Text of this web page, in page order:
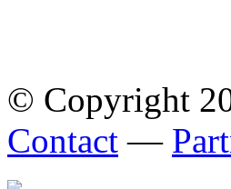
© Copyright
Contact —